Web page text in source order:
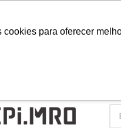
cookies para oferecer